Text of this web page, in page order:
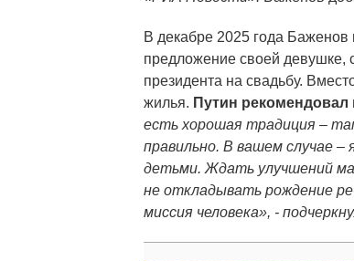
В декабре 2025 года
предложение своей девушке,
президента на свадьбу.
жилья. Путин рекомендовал
есть хорошая традиция –
правильно. В вашем случае –
детьми. Ждать улучшений
не откладывать рождение
миссия человека», -